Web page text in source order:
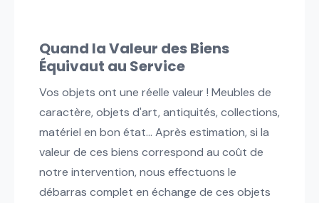
Quand la Valeur des Biens
Équivaut au Service
Vos objets ont une réelle valeur ! Meubles de
caractère, objets d'art, antiquités, collections,
matériel en bon état... Après estimation, si la
valeur de ces biens correspond au coût de
notre intervention, nous effectuons le
débarras complet en échange de ces objets